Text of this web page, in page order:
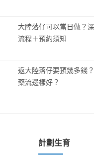
大陸落仔可以當日做？
流程＋預約須知
返大陸落仔要預幾多錢
藥流邊樣好？
計劃生育